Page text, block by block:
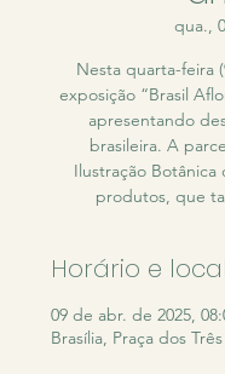
qua.,
Nesta quarta-feira
exposição “Brasil
apresentando
brasileira. A
Ilustração Botânica
produtos, que
Horário e local
09 de abr. de 2025,
Brasília, Praça dos